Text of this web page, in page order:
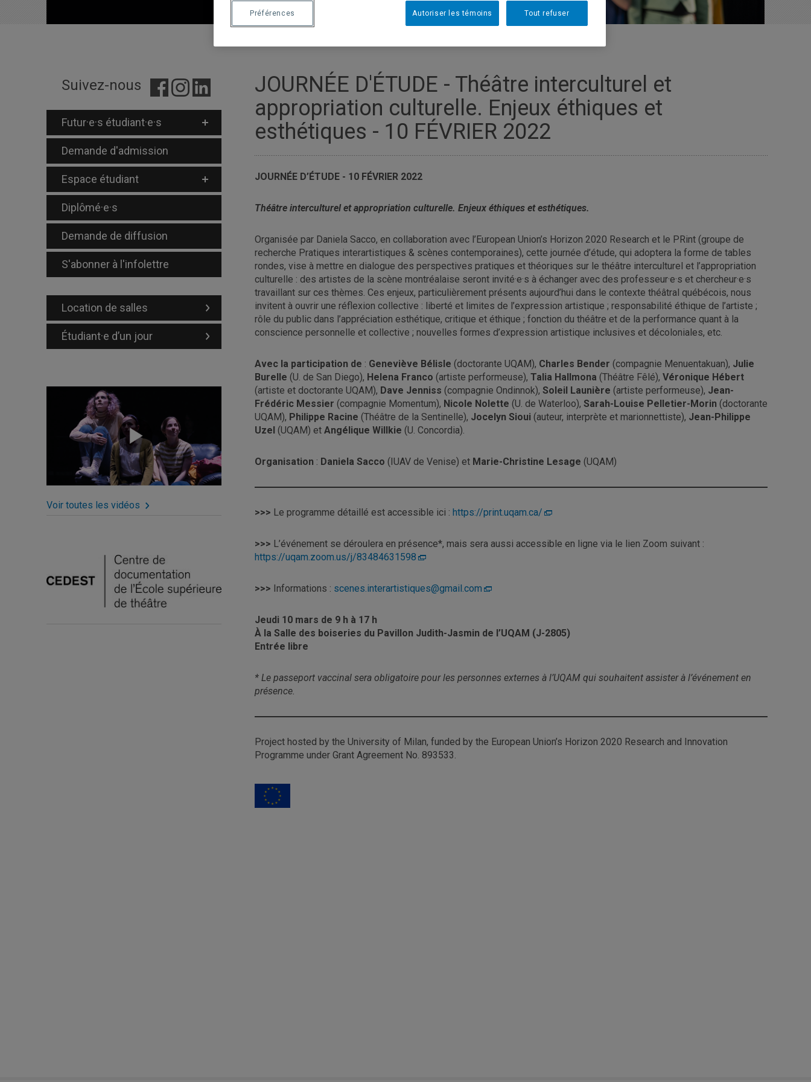
Suivez-nous
Futur·e·s étudiant·e·s
Demande d'admission
Espace étudiant
Diplômé·e·s
Demande de diffusion
S'abonner à l'infolettre
Location de salles
Étudiant·e d’un jour
Voir toutes les vidéos
JOURNÉE D'ÉTUDE - Théâtre interculturel et
appropriation culturelle. Enjeux éthiques et
esthétiques - 10 FÉVRIER 2022
JOURNÉE D’ÉTUDE - 10 FÉVRIER 2022
Théâtre interculturel et appropriation culturelle. Enjeux éthiques et esthétiques.
Organisée par Daniela Sacco, en collaboration avec l’European Union’s Horizon 2020 Research et le PRint (groupe de
recherche Pratiques interartistiques & scènes contemporaines), cette journée d’étude, qui adoptera la forme de tables
rondes, vise à mettre en dialogue des perspectives pratiques et théoriques sur le théâtre interculturel et l’appropriation
culturelle : des artistes de la scène montréalaise seront invité·e·s à échanger avec des professeur·e·s et chercheur·e·s
travaillant sur ces thèmes. Ces enjeux, particulièrement présents aujourd’hui dans le contexte théâtral québécois, nous
invitent à ouvrir une réflexion collective : liberté et limites de l’expression artistique ; responsabilité éthique de l’artiste ;
rôle du public dans l’appréciation esthétique, critique et éthique ; fonction du théâtre et de la performance quant à la
conscience personnelle et collective ; nouvelles formes d’expression artistique inclusives et décoloniales, etc.
Avec la participation de : Geneviève Bélisle (doctorante UQAM), Charles Bender (compagnie Menuentakuan), Julie
Burelle (U. de San Diego), Helena Franco (artiste performeuse), Talia Hallmona (Théâtre Fêlé), Véronique Hébert
(artiste et doctorante UQAM), Dave Jenniss (compagnie Ondinnok), Soleil Launière (artiste performeuse), Jean-
Frédéric Messier (compagnie Momentum), Nicole Nolette (U. de Waterloo), Sarah-Louise Pelletier-Morin (doctorante
UQAM), Philippe Racine (Théâtre de la Sentinelle), Jocelyn Sioui (auteur, interprète et marionnettiste), Jean-Philippe
Uzel (UQAM) et Angélique Willkie (U. Concordia).
Organisation : Daniela Sacco (IUAV de Venise) et Marie-Christine Lesage (UQAM)
>>> Le programme détaillé est accessible ici : https://print.uqam.ca/
>>> L’événement se déroulera en présence*, mais sera aussi accessible en ligne via le lien Zoom suivant :
https://uqam.zoom.us/j/83484631598
>>> Informations : scenes.interartistiques@gmail.com
Jeudi 10 mars de 9 h à 17 h
À la Salle des boiseries du Pavillon Judith-Jasmin de l’UQAM (J-2805)
Entrée libre
* Le passeport vaccinal sera obligatoire pour les personnes externes à l’UQAM qui souhaitent assister à l’événement en
présence.
Project hosted by the University of Milan, funded by the European Union’s Horizon 2020 Research and Innovation
Programme under Grant Agreement No. 893533.
Tout refuser
Autoriser les témoins
Préférences